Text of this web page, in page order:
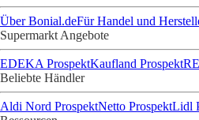
Über Bonial.deFür Handel und
Supermarkt Angebote
EDEKA ProspektKaufland Prospekt
Beliebte Händler
Aldi Nord ProspektNetto ProspektLidl